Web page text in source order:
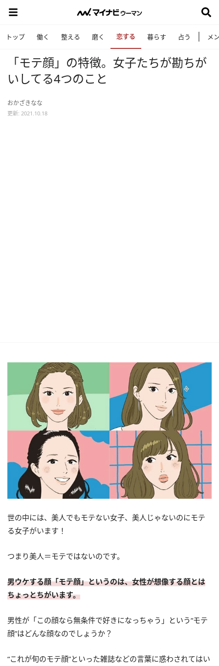
トップ 働く 整える 磨く 恋する 暮らす 占う メ
「モテ顔」の特徴。女子たちが勘ちが
いしてる4つのこと
おかざきなな
更新: 2021.10.18
世の中には、美人でもモテない女子、美人じゃないのにモテ
る女子がいます！
つまり美人＝モテではないのです。
男ウケする顔「モテ顔」というのは、女性が想像する顔とは
ちょっとちがいます。
男性が「この顔なら無条件で好きになっちゃう」という“モテ
顔”はどんな顔なのでしょうか？
“これが旬のモテ顔”といった雑誌などの言葉に惑わされてはい